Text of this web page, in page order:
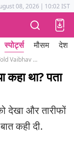
Tak Astrotak
08, 2026 | 10:02 IST
स्पोर्ट्स मौसम देश
What Virat Kohli, MS Dhoni Told Vaibhav Sooryavanshi Before he Smashed Maiden IPL Ton
कहा था? पता
देखा और तारीफों
कही दी.